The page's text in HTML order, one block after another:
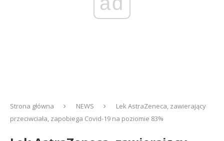
Strona główna NEWS
Lek AstraZeneca, zawierający
przeciwciała, zapobiega Covid-19 na poziomie 83%